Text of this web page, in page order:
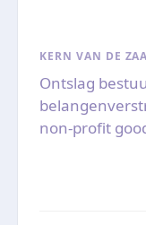
KERN VAN DE
Ontslag
non-profit